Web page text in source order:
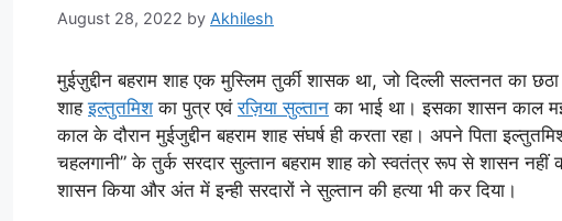
August 28, 2022 by Akhilesh
मुईज़ुद्दीन बहराम शाह एक मुस्लिम तुर्की शासक था, जो दिल्ली सल्तनत का
शाहइल्तुतमिशका पुत्र एवंरज़िया सुल्तान का भाई था। इसका शासन काल
काल के दौरान मुईजुद्दीन बहराम शाह संघर्ष ही करता रहा। अपने पिता
चहलगानी” के तुर्क सरदार सुल्तान बहराम शाह को स्वतंत्र रूप से शासन नहीं
शासन किया और अंत में इन्ही सरदारों ने सुल्तान की हत्या भी कर दिया।